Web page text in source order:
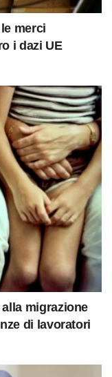
merci
i dazi UE
migrazione
di lavoratori